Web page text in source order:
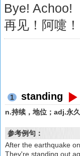
Bye! Achoo!
再见！阿嚏！
1 standing
n.持续，地位；adj.永
参考例句：
After the earthquake
They're standing out